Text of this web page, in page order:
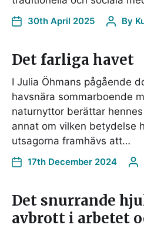
30th April 2025 By
Det farliga havet
I Julia Öhmans pågående
havsnära sommarboende
naturnyttor berättar
annat om vilken betydelse
utsagorna framhävs att…
17th December 2024
Det snurrande
avbrott i arbetet